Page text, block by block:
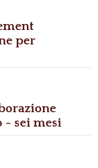
per
- sei mesi